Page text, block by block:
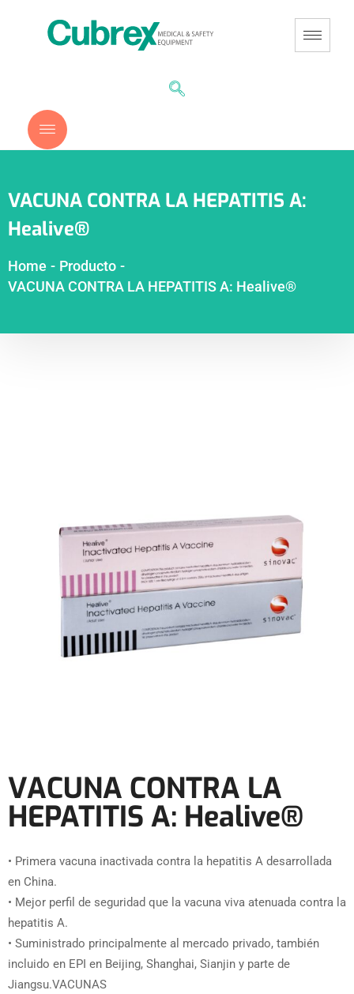
VACUNA CONTRA LA HEPATITIS A:
Healive®
Home - Producto -
VACUNA CONTRA LA HEPATITIS A: Healive®
VACUNA CONTRA LA
HEPATITIS A: Healive®
• Primera vacuna inactivada contra la hepatitis A desarrollada
en China.
• Mejor perfil de seguridad que la vacuna viva atenuada contra la
hepatitis A.
• Suministrado principalmente al mercado privado, también
incluido en EPI en Beijing, Shanghai, Sianjin y parte de
Jiangsu.VACUNAS